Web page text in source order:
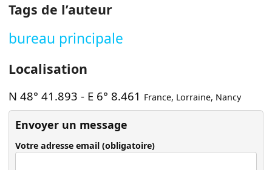
Tags de l’auteur
bureau principale
Localisation
N 48° 41.893 - E 6° 8.461 France, Lorraine, Nancy
Envoyer un message
Votre adresse email (obligatoire)